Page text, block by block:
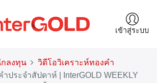
เข้าสู่ระบบ
ลงทุน
วิดีโอวิเคราะห์ทองคำ
ประจำสัปดาห์ | InterGOLD WEEKLY